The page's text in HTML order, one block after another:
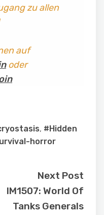
zu allen
auf
oder
, #Hidden
horror
Next Post
IM1507: World Of
Tanks Generals